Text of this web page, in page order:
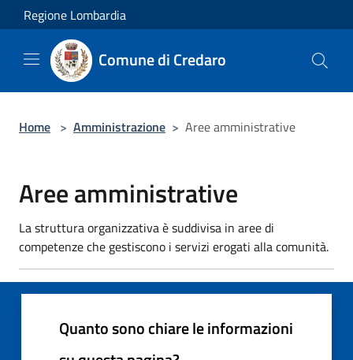
Salta al contenuto principale
Regione Lombardia
Comune di Credaro
Home > Amministrazione > Aree amministrative
Aree amministrative
La struttura organizzativa è suddivisa in aree di
competenze che gestiscono i servizi erogati alla comunità.
Quanto sono chiare le informazioni